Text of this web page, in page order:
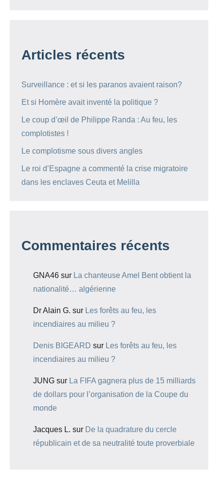
Articles récents
Surveillance : et si les paranos avaient raison?
Et si Homère avait inventé la politique ?
Le coup d’œil de Philippe Randa : Au feu, les
complotistes !
Le complotisme sous divers angles
Le roi d’Espagne a commenté la crise migratoire
dans les enclaves Ceuta et Melilla
Commentaires récents
GNA46 sur La chanteuse Amel Bent obtient la
nationalité… algérienne
Dr Alain G. sur Les forêts au feu, les
incendiaires au milieu ?
Denis BIGEARD sur Les forêts au feu, les
incendiaires au milieu ?
JUNG sur La FIFA gagnera plus de 15 milliards
de dollars pour l’organisation de la Coupe du
monde
Jacques L. sur De la quadrature du cercle
républicain et de sa neutralité toute proverbiale